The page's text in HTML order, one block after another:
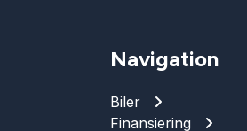
Navigation
Biler
Finansiering